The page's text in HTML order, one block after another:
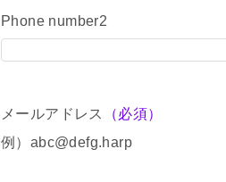
Phone number2
メールアドレス
（必須）
例）abc@defg.harp